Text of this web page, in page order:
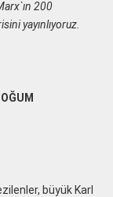
200
yayınlıyoruz.
büyük Karl